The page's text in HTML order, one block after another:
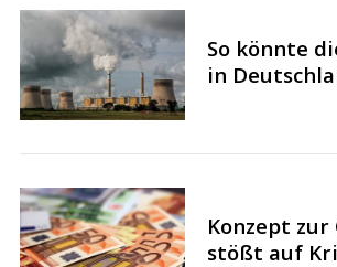
So könnte
in
Konzept
stößt auf
S
e
a
c
f
o
r